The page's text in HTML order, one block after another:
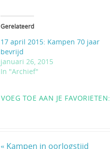
Gerelateerd
17 april 2015: Kampen 70 jaar
bevrijd
januari 26, 2015
In "Archief"
VOEG TOE AAN JE FAVORIETEN:
« Kampen in oorlogstijd